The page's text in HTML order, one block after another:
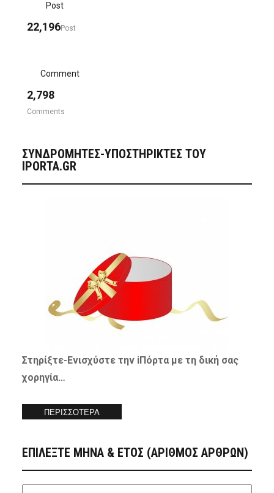
Post
22,196Post
Comment
2,798
Comments
ΣΥΝΔΡΟΜΗΤΈΣ-ΥΠΟΣΤΗΡΙΚΤΈΣ ΤΟΥ
IPORTA.GR
Στηρίξτε-Ενισχύστετην iΠόρτα με τη δική σας
χορηγία…
ΠΕΡΙΣΣΟΤΕΡΑ
ΕΠΙΛΕΞΤΕ ΜΗΝΑ & ΕΤΟΣ (ΑΡΙΘΜΟΣ ΑΡΘΡΩΝ)